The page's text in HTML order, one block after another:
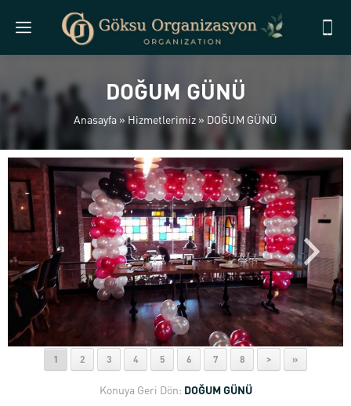
DOĞUM GÜNÜ
Anasayfa »Hizmetlerimiz » DOĞUM GÜNÜ
1 2 3 4 5 6 7 8 > »
Konuya Geri Dön: DOĞUM GÜNÜ